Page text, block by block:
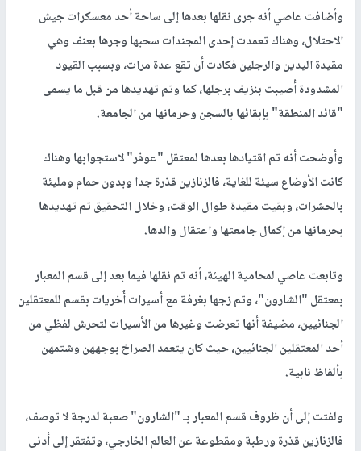
وأضافت عاصي أنه جرى نقلها بعدها إلى ساحة أحد معسكرات جيش
الاحتلال، وهناك تعمدت إحدى المجندات سحبها وجرها بعنف وهي
مقيدة اليدين والرجلين فكادت أن تقع عدة مرات، وبسبب القيود
المشدودة أُصيبت بنزيف برجلها، كما وتم تهديدها من قبل ما يسمى
"قائد المنطقة" بإبقائها بالسجن وحرمانها من الجامعة.
وأوضحت أنه تم اقتيادها بعدها لمعتقل "عوفر" لاستجوابها وهناك
كانت الأوضاع سيئة للغاية، فالزنازين قذرة جدا وبدون حمام ومليئة
بالحشرات، وبقيت مقيدة طوال الوقت، وخلال التحقيق تم تهديدها
بحرمانها من إكمال جامعتها واعتقال والدها.
وتابعت عاصي لمحامية الهيئة، أنه تم نقلها فيما بعد إلى قسم المعبار
بمعتقل "الشارون"، وتم زجها بغرفة مع أسيرات أُخريات بقسم للمعتقلين
الجنائيين، مضيفة أنها تعرضت وغيرها من الأسيرات لتحرش لفظي من
أحد المعتقلين الجنائيين، حيث كان يتعمد الصراخ بوجههن وشتمهن
بألفاظ نابية.
ولفتت إلى أن ظروف قسم المعبار بـ "الشارون" صعبة لدرجة لا توصف،
فالزنازين قذرة ورطبة ومقطوعة عن العالم الخارجي، وتفتقر إلى أدنى